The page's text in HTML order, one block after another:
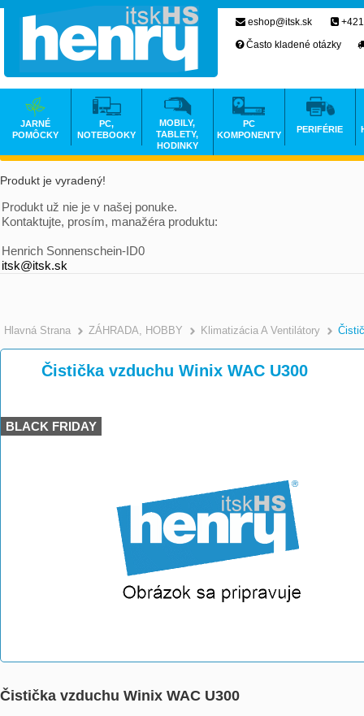
Produkt je vyradený!
Produkt už nie je v našej ponuke.
Kontaktujte, prosím, manažéra produktu:
Henrich Sonnenschein-ID0
itsk@itsk.sk
Hlavná Strana >
ZÁHRADA, HOBBY >
Klimatizácia A Ventilátory
Čistička vzduchu Winix WAC U300
BLACK FRIDAY
Čistička vzduchu Winix WAC U300
eshop@itsk.sk
Často kladené otázky
JARNÉ
POMÔCKY
PC,
NOTEBOOKY
MOBILY,
TABLETY,
HODINKY
PC
KOMPONENTY
PERIFÉRIE